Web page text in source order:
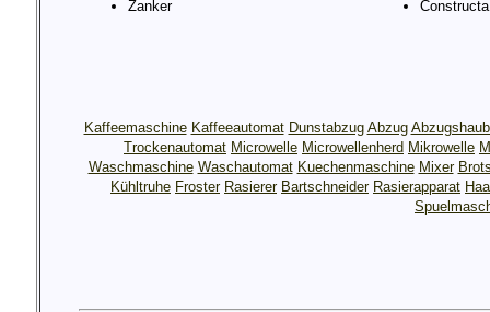
Zanker
Constructa
Kaffeemaschine Kaffeeautomat Dunstabzug Abzug
Trockenautomat Microwelle Microwellenherd Mikrowelle
Waschmaschine Waschautomat Kuechenmaschine Mixer
Kühltruhe Froster Rasierer Bartschneider Rasierapparat